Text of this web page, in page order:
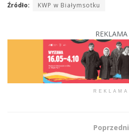
Źródło: KWP w Białymsotku
REKLAMA
REKLAMA
Poprzedni